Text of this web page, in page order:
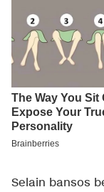
Selain bansos